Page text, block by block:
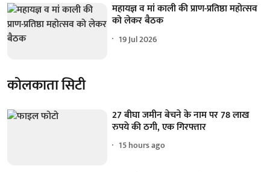
महायज्ञ व मां काली की प्राण-प्रतिष्ठा महोत्सव
को लेकर बैठक
19 Jul 2026
कोलकाता सिटी
27 बीघा जमीन बेचने के नाम पर 78 लाख
रुपये की ठगी, एक गिरफ्तार
15 hours ago